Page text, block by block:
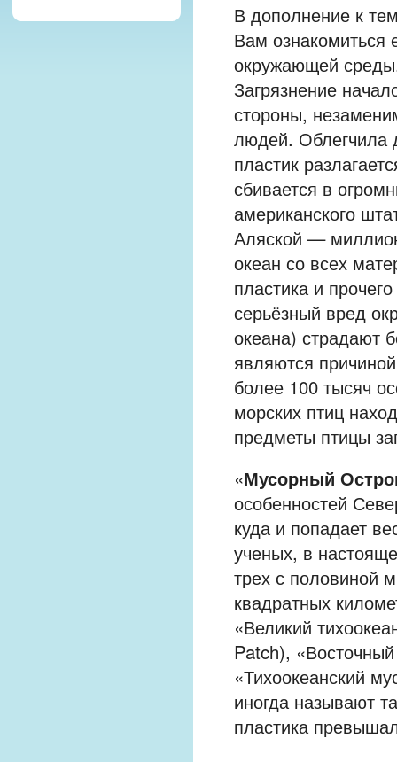
В дополнение к
Вам
окружающей
Загрязнение
стороны,
людей. Облегчила
пластик
сбивается в
американского
Аляской —
океан со всех
пластика и
серьёзный вред
океана) страдают
являются
более 100 тысяч
морских птиц
предметы птицы
«Мусорный
особенностей
куда и попадает
ученых, в
трех с половиной
квадратных
«Великий
Patch),
«Тихоокеанский
иногда называют
пластика